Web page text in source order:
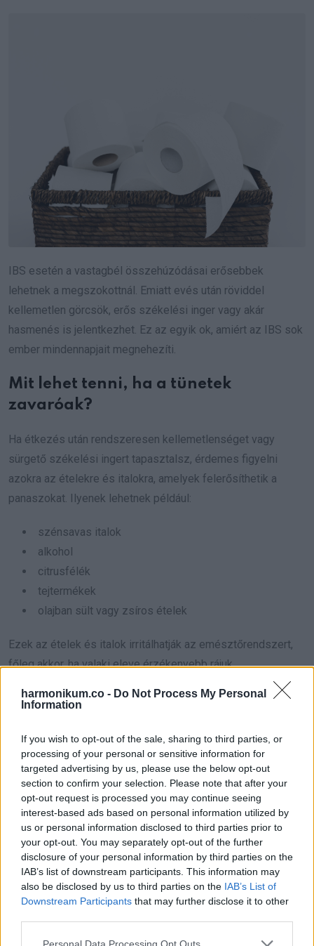
harmonikum.co - Do Not Process My Personal
Information
If you wish to opt-out of the sale, sharing to third parties, or
processing of your personal or sensitive information for
targeted advertising by us, please use the below opt-out
section to confirm your selection. Please note that after your
opt-out request is processed you may continue seeing
interest-based ads based on personal information utilized by
us or personal information disclosed to third parties prior to
your opt-out. You may separately opt-out of the further
disclosure of your personal information by third parties on the
IAB’s list of downstream participants. This information may
also be disclosed by us to third parties on the IAB’s List of
Downstream Participants that may further disclose it to other
Please note that this website/app uses one or more Google
Personal Data Processing Opt Outs
IBS esetén a vastagbél összehúzódásai erősebbek
lehetnek a megszokottnál. Emiatt evés után röviddel
kellemetlen görcsök, erős székelési inger vagy akár
hasmenés is jelentkezhet. Ez az egyik ok, amiért az IBS sok
ember mindennapjait megnehezíti.
Mit lehet tenni, ha a tünetek
zavaróak?
Ha étkezés után rendszeresen kellemetlenséget vagy
sürgető székelési ingert tapasztalsz, érdemes figyelni
azokra az ételekre és italokra, amelyek felerősíthetik a
panaszokat. Ilyenek lehetnek például:
szénsavas italok
alkohol
citrusfélék
tejtermékek
olajban sült vagy zsíros ételek
Ezek az ételek és italok irritálhatják az emésztőrendszert,
főleg akkor, ha valaki eleve érzékenyebb rájuk.
Összefoglalás